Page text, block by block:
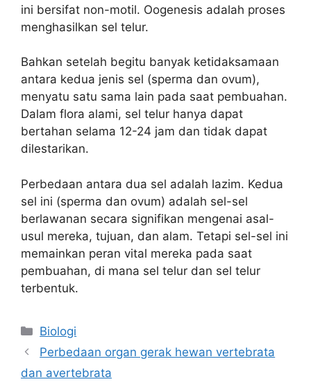
ini bersifat non-motil. Oogenesis adalah proses
menghasilkan sel telur.
Bahkan setelah begitu banyak ketidaksamaan
antara kedua jenis sel (sperma dan ovum),
menyatu satu sama lain pada saat pembuahan.
Dalam flora alami, sel telur hanya dapat
bertahan selama 12-24 jam dan tidak dapat
dilestarikan.
Perbedaan antara dua sel adalah lazim. Kedua
sel ini (sperma dan ovum) adalah sel-sel
berlawanan secara signifikan mengenai asal-
usul mereka, tujuan, dan alam. Tetapi sel-sel ini
memainkan peran vital mereka pada saat
pembuahan, di mana sel telur dan sel telur
terbentuk.
Kategori
Biologi
Perbedaan organ gerak hewan vertebrata
dan avertebrata